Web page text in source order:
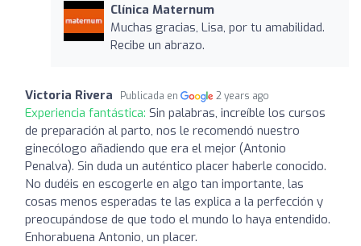
Clínica Maternum
Muchas gracias, Lisa, por tu amabilidad.
Recibe un abrazo.
Victoria Rivera Publicada en 2 years ago
Experiencia fantástica: Sin palabras, increíble los cursos
de preparación al parto, nos le recomendó nuestro
ginecólogo añadiendo que era el mejor (Antonio
Penalva). Sin duda un auténtico placer haberle conocido.
No dudéis en escogerle en algo tan importante, las
cosas menos esperadas te las explica a la perfección y
preocupándose de que todo el mundo lo haya entendido.
Enhorabuena Antonio, un placer.